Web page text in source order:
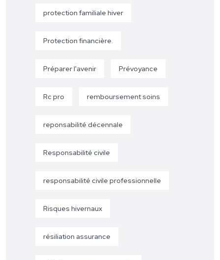
protection familiale hiver
Protection financière.
Préparer l'avenir Prévoyance
Rc pro remboursement soins
reponsabilité décennale
Responsabilité civile
responsabilité civile professionnelle
Risques hivernaux
résiliation assurance